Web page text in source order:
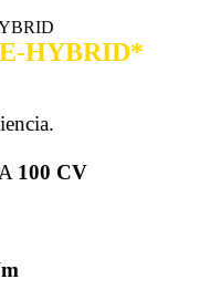
HYBRID*
100 CV